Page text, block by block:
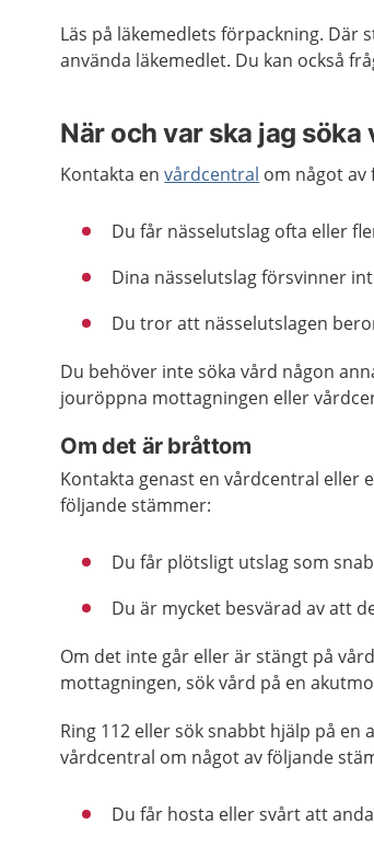
Läs på läkemedlets förpackning.
använda läkemedlet. Du kan också
När och var ska jag söka
Kontakta envårdcentral om något av
Du får nässelutslag ofta eller
Dina nässelutslag försvinner
Du tror att nässelutslagen
Du behöver inte söka vård någon
jouröppna mottagningen eller
Om det är bråttom
Kontakta genast en vårdcentral eller
följande stämmer:
Du får plötsligt utslag som
Du är mycket besvärad av att
Om det inte går eller är stängt på
mottagningen, sök vård på en
Ring 112 eller sök snabbt hjälp på
vårdcentral om något av följande
Du får hosta eller svårt att